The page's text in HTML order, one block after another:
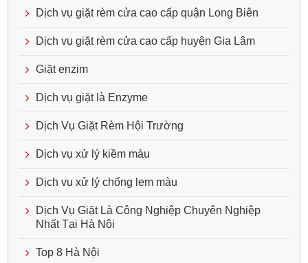
Dịch vụ giặt rèm cửa cao cấp quận Long Biên
Dịch vụ giặt rèm cửa cao cấp huyện Gia Lâm
Giặt enzim
Dịch vụ giặt là Enzyme
Dịch Vụ Giặt Rèm Hội Trường
Dịch vụ xử lý kiềm màu
Dịch vụ xử lý chống lem màu
Dịch Vụ Giặt Là Công Nghiệp Chuyên Nghiệp
Nhất Tại Hà Nội
Top 8 Hà Nội